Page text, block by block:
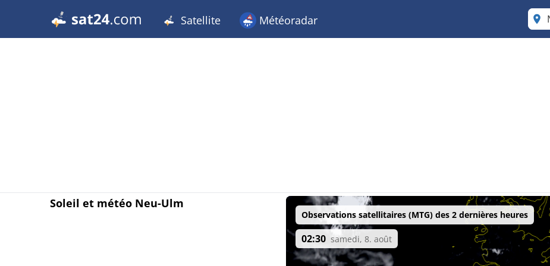
Satellite Météoradar
Soleil et météo Neu-Ulm
Observations satellitaires (MTG) des 2 dernières heures
02:30 samedi, 8. août